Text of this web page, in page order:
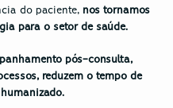
do paciente, nos tornamos
para o setor de saúde.
pós-consulta,
reduzem o tempo de